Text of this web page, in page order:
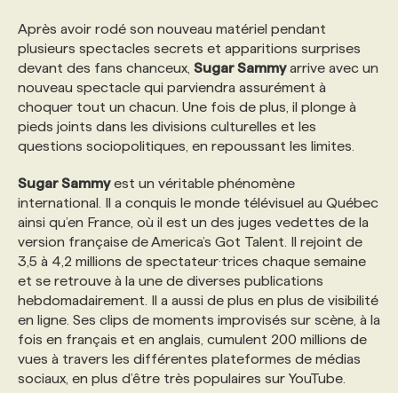
NOS TARIFS
PROGRAMMES DE SUBVENTIONS
FAQ
ANNONCEZ AVEC NOUS
ANNONCEZ AVEC NOUS
Après avoir rodé son nouveau matériel pendant
plusieurs spectacles secrets et apparitions surprises
devant des fans chanceux, Sugar Sammyarrive avec un
nouveau spectacle qui parviendra assurément à
choquer tout un chacun. Une fois de plus, il plonge à
pieds joints dans les divisions culturelles et les
questions sociopolitiques, en repoussant les limites.
Sugar Sammyest un véritable phénomène
international. Il a conquis le monde télévisuel au Québec
ainsi qu’en France, où il est un des juges vedettes de la
version française de America’s Got Talent. Il rejoint de
3,5 à 4,2 millions de spectateur·trices chaque semaine
et se retrouve à la une de diverses publications
hebdomadairement. Il a aussi de plus en plus de visibilité
en ligne. Ses clips de moments improvisés sur scène, à la
fois en français et en anglais, cumulent 200 millions de
vues à travers les différentes plateformes de médias
sociaux, en plus d’être très populaires sur YouTube.